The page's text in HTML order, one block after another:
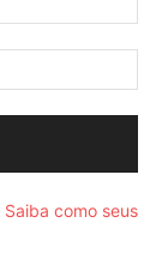
Saiba como seus